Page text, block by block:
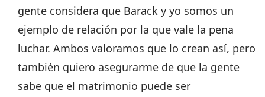
gente considera que Barack y yo somos un
ejemplo de relación por la que vale la pena
luchar. Ambos valoramos que lo crean así, pero
también quiero asegurarme de que la gente
sabe que el matrimonio puede ser